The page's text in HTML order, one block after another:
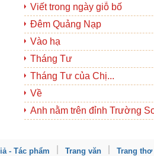
Viết trong ngày giỗ bố
Đêm Quảng Nạp
Vào hạ
Tháng Tư
Tháng Tư của Chị...
Về
Anh nằm trên đỉnh Trường
- Tác phẩm Trang văn Trang thơ